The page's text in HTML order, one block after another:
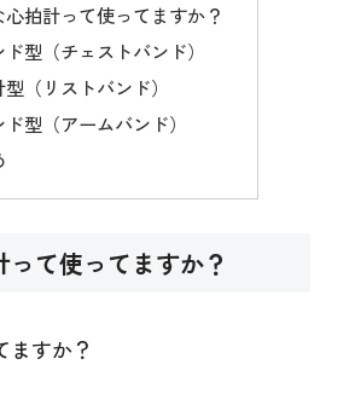
心拍計って使ってますか？
型（チェストバンド）
（リストバンド）
型（アームバンド）
って使ってますか？
ますか？